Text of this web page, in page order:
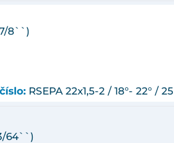
8``)
RSEPA 22x1,5-2 / 18°- 22° / 25
64``)